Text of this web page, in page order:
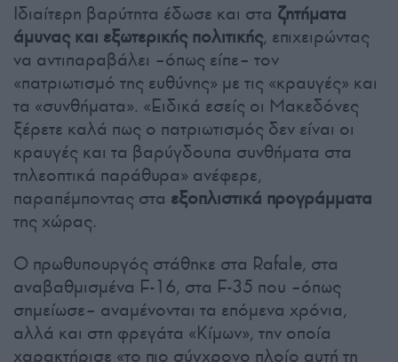
Ιδιαίτερη βαρύτητα έδωσε και στα ζητήματα
άμυνας και εξωτερικής πολιτικής, επιχειρώντας
να αντιπαραβάλει –όπως είπε– τον
«πατριωτισμό της ευθύνης» με τις «κραυγές» και
τα «συνθήματα». «Ειδικά εσείς οι Μακεδόνες
ξέρετε καλά πως ο πατριωτισμός δεν είναι οι
κραυγές και τα βαρύγδουπα συνθήματα στα
τηλεοπτικά παράθυρα» ανέφερε,
παραπέμποντας στα εξοπλιστικά προγράμματα
της χώρας.
Ο πρωθυπουργός στάθηκε στα Rafale, στα
αναβαθμισμένα F-16, στα F-35 που –όπως
σημείωσε– αναμένονται τα επόμενα χρόνια,
αλλά και στη φρεγάτα «Κίμων», την οποία
χαρακτήρισε «το πιο σύγχρονο πλοίο αυτή τη